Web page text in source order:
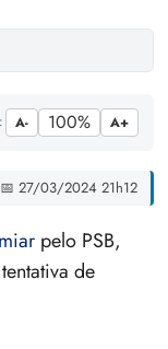
A- 100% A+
📅 27/03/2024 21h12
pelo PSB,
de